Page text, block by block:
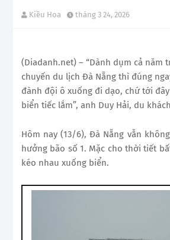
Kiều Hoa tháng 3 24, 2026
(Diadanh.net) – “Dành dụm cả năm
chuyến du lịch Đà Nẵng thì đúng
đành đội ô xuống đi dạo, chứ tới
biển tiếc lắm”, anh Duy Hải, du
Hôm nay (13/6), Đà Nẵng vẫn
hưởng bão số 1. Mặc cho thời tiết
kéo nhau xuống biển.